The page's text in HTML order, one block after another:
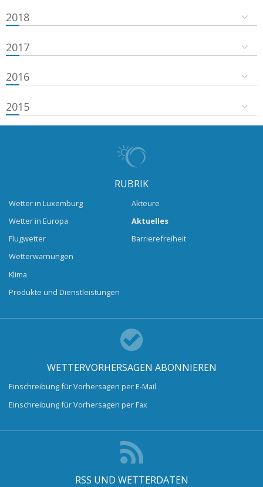
2018
2017
2016
2015
RUBRIK
Wetter in Luxemburg
Wetter in Europa
Flugwetter
Wetterwarnungen
Klima
Produkte und Dienstleistungen
Akteure
Aktuelles
Barrierefreiheit
WETTERVORHERSAGEN ABONNIEREN
Einschreibung für Vorhersagen per E-Mail
Einschreibung für Vorhersagen per Fax
RSS UND WETTERDATEN